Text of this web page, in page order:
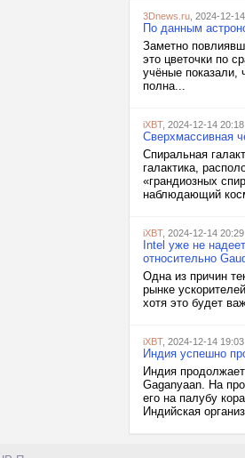
3Dnews.ru , 2024-12-
По данным
Заметно
это цветочки по
учёные показали,
полна...
iXBT, 2024-12-14 20:18
Сверхмассивная
Cпиральная
галактика,
«грандиозных
наблюдающий
iXBT, 2024-12-14 20:29
Intel уже не
относительно
Одна из причин
рынке
хотя это будет
iXBT, 2024-12-14 19:03
Индия успешно
Индия
Gaganyaan. На
его на палубу
Индийская